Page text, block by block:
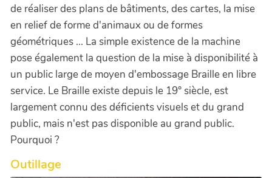
de réaliser des plans de bâtiments, des cartes, la mise
en relief de forme d'animaux ou de formes
géométriques ... La simple existence de la machine
pose également la question de la mise à disponibilité à
un public large de moyen d'embossage Braille en libre
service. Le Braille existe depuis le 19° siècle, est
largement connu des déficients visuels et du grand
public, mais n'est pas disponible au grand public.
Pourquoi ?
Outillage